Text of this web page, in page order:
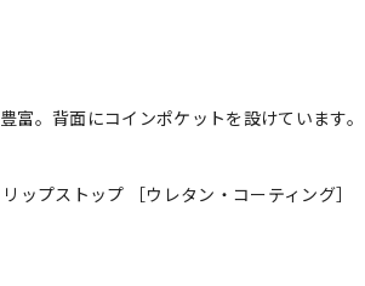
富。背面にコインポケットを設けています
ップストップ ［ウレタン・コーティング］